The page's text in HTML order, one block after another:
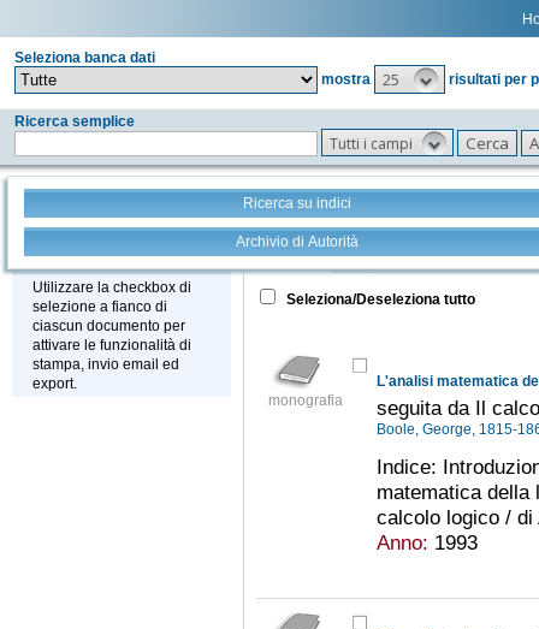
Seleziona banca dati
mostra
25 risultati per
Ricerca semplice
Tutti i campi
Ricerca su indici
Archivio di Autorità
Stampa - Email - Export
Utilizzare la checkbox di
selezione a fianco di
ciascun documento per
attivare le funzionalità di
stampa, invio email ed
export.
Tutto +
Seleziona/Deseleziona tutto
monografia
L'analisi matematica
seguita da Il
Boole, George, 1815-
Indice:
matematica
calcolo logico /
Anno: 1993